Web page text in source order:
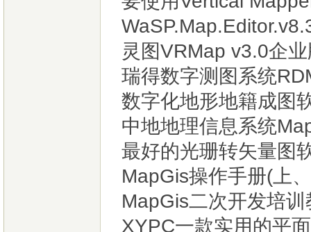
灵图VRMap v3.0企
瑞得数字测图系统
数字化地形地籍成图
中地地理信息系统
最好的光珊转矢量图
MapGis操作手册(上
MapGis二次开发培
XYPC一款实用的平